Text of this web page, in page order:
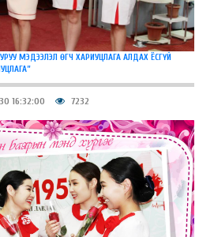
МЭДЭЭЛЭЛ ӨГЧ ХАРИУЦЛАГА АЛДАХ ЁСГҮЙ
16:32:00 7232